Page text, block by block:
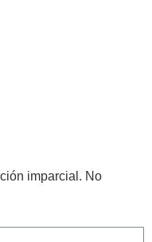
imparcial. No